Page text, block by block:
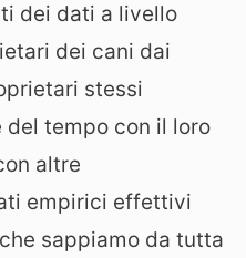
dei dati a livello
dei cani dai
stessi
tempo con il loro
altre
empirici effettivi
sappiamo da tutta